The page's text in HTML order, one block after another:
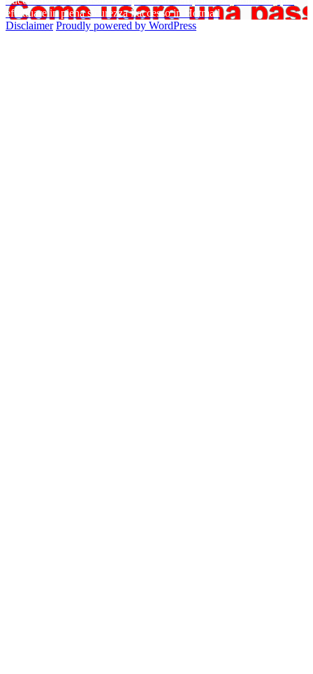
successivo:
effettuare in piena sicurezza l’accesso in Hotmail
Disclaimer Proudly powered by WordPress